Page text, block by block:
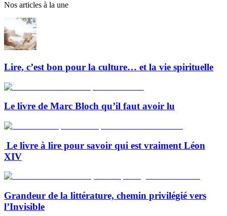
Nos articles à la une
Lire, c’est bon pour la culture… et la vie spirituelle
Le livre de Marc Bloch qu’il faut avoir lu
Le livre à lire pour savoir qui est vraiment Léon
XIV
Grandeur de la littérature, chemin privilégié vers
l’Invisible